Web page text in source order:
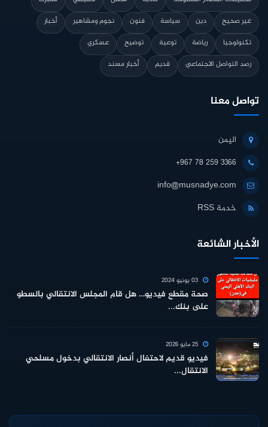
غير صحيح
دين سياسة فنون نجوم ومشاهير
أخبار
تكنولوجيا
رياضة توعية توضيح
عسكري
رصد التواصل الاجتماعي
قديم أخبار مسند
تواصل معنا
اليمن
+967 78 259 3366
info@musnadye.com
خدمة RSS
الأخبار الشائعة
صحة مقطع فيديو… هل قام المجلس الانتقالي بالسطو
على بنك...
فيديو قديم لاحتفال أنصار الانتقالي بدخول مسلحي
الانتقال...